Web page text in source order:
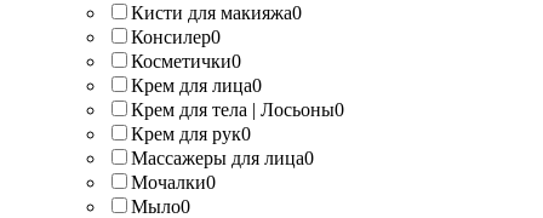
Кисти для макияжа0
Консилер0
Косметички0
Крем для лица0
Крем для тела | Лосьоны0
Крем для рук0
Массажеры для лица0
Мочалки0
Мыло0